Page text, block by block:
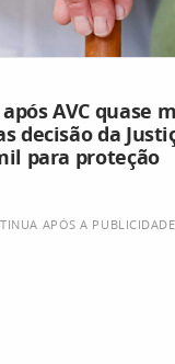
AVC quase
decisão da
para proteção
APÓS A PUBLICIDADE